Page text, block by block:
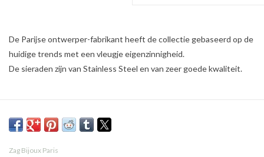
De Parijse ontwerper-fabrikant heeft de collectie gebaseerd op de
huidige trends met een vleugje eigenzinnigheid.
De sieraden zijn van Stainless Steel en van zeer goede kwaliteit.
Zag Bijoux Paris